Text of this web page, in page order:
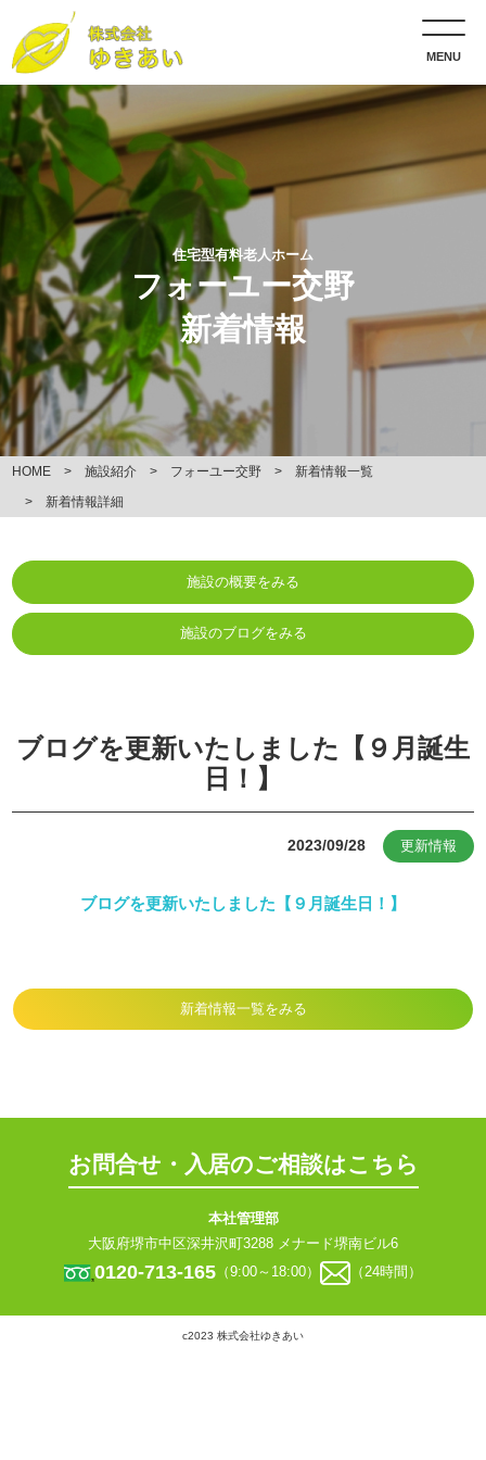
MENU
住宅型有料老人ホーム
フォーユー交野
新着情報
HOME 施設紹介 フォーユー交野
新着情報一覧
新着情報詳細
施設の概要をみる
施設のブログをみる
ブログを更新いたしました【９月誕生
日！】
2023/09/28 更新情報
ブログを更新いたしました【９月誕生日！】
新着情報一覧をみる
お問合せ・入居のご相談はこちら
本社管理部
大阪府堺市中区深井沢町3288 メナード堺南ビル6
0120-713-165 （9:00～18:00） （24時間）
c2023 株式会社ゆきあい